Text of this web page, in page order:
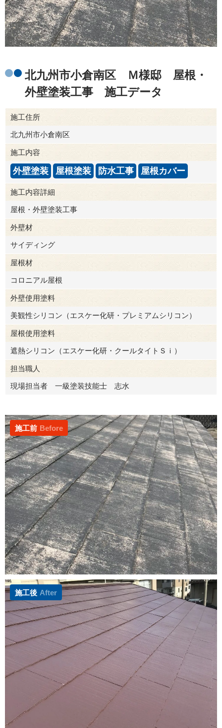
北九州市小倉南区 Ｍ様邸 屋根・
外壁塗装工事 施工データ
施工住所
北九州市小倉南区
施工内容
外壁塗装 屋根塗装 防水工事 屋根カバー
施工内容詳細
屋根・外壁塗装工事
外壁材
サイディング
屋根材
コロニアル屋根
外壁使用塗料
美観性シリコン（エスケー化研・プレミアムシリコン）
屋根使用塗料
遮熱シリコン（エスケー化研・クールタイトＳｉ）
担当職人
現場担当者 一級塗装技能士 志水
施工前 Before
施工後 After